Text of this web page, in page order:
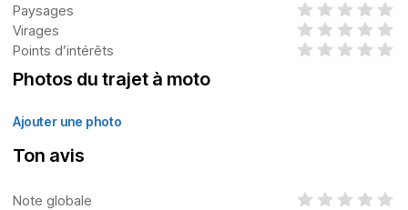
Paysages
Virages
Points d’intérêts
Photos du trajet à moto
Ajouter une photo
Ton avis
Note globale